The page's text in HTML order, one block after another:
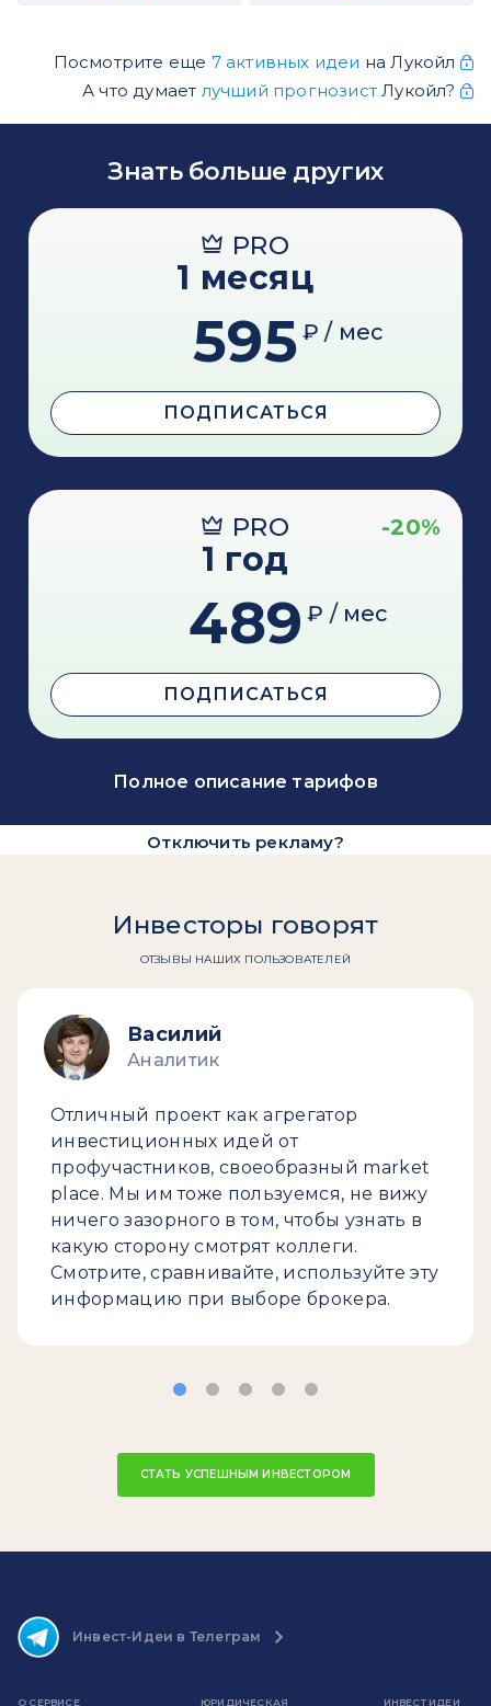
Посмотрите еще 7 активных идеи на Лукойл
А что думает лучший прогнозистЛукойл?
Знать больше других
PRO
1 месяц
595 ₽ / мес
ПОДПИСАТЬСЯ
PRO -20%
1 год
489 ₽ / мес
ПОДПИСАТЬСЯ
Полное описание тарифов
Отключить рекламу?
Инвесторы говорят
ОТЗЫВЫ НАШИХ ПОЛЬЗОВАТЕЛЕЙ
Василий
Аналитик
Отличный проект как агрегатор
инвестиционных идей от
профучастников, своеобразный market
place. Мы им тоже пользуемся, не вижу
ничего зазорного в том, чтобы узнать в
какую сторону смотрят коллеги.
Смотрите, сравнивайте, используйте эту
информацию при выборе брокера.
СТАТЬ УСПЕШНЫМ ИНВЕСТОРОМ
Инвест-Идеи в Телеграм
О СЕРВИСЕ ЮРИДИЧЕСКАЯ ИНВЕСТ ИДЕИ